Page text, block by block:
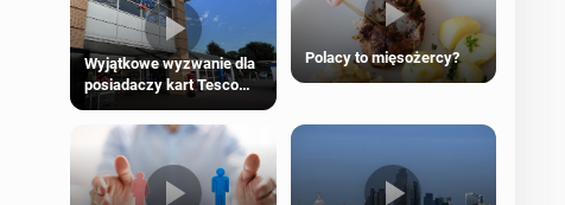
Wyjątkowe wyzwanie dla
posiadaczy kart Tesco
Clubcard!
Polacy to mięsożercy?